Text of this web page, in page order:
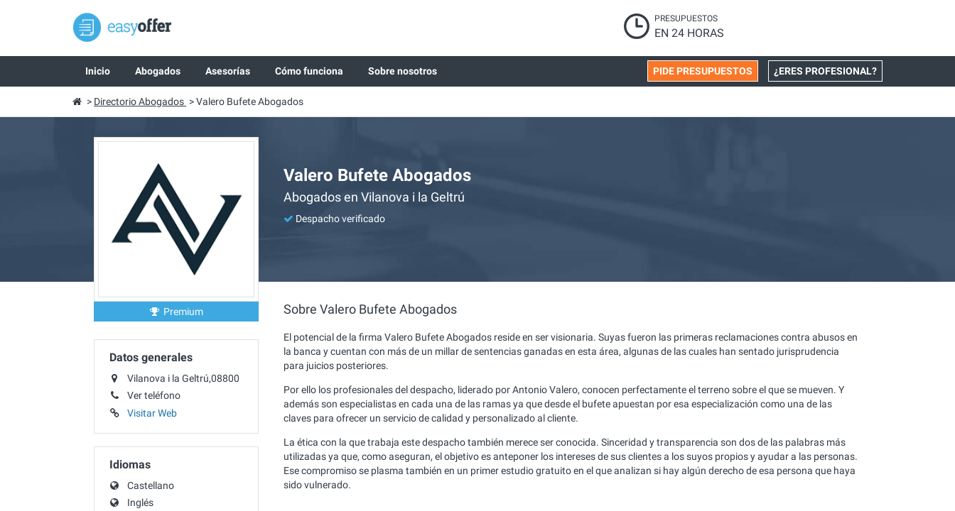
PRESUPUESTOS
EN 24 HORAS
Inicio Abogados Asesorías Cómo funciona Sobre nosotros ¿ERES PROFESIONAL?
PIDE PRESUPUESTOS
> Directorio Abogados > Valero Bufete Abogados
Premium
Valero Bufete Abogados
Abogados en Vilanova i la Geltrú
Despacho verificado
Sobre Valero Bufete Abogados
El potencial de la firma Valero Bufete Abogados reside en ser visionaria. Suyas fueron las primeras reclamaciones contra abusos en
la banca y cuentan con más de un millar de sentencias ganadas en esta área, algunas de las cuales han sentado jurisprudencia
para juicios posteriores.
Por ello los profesionales del despacho, liderado por Antonio Valero, conocen perfectamente el terreno sobre el que se mueven. Y
además son especialistas en cada una de las ramas ya que desde el bufete apuestan por esa especialización como una de las
claves para ofrecer un servicio de calidad y personalizado al cliente.
La ética con la que trabaja este despacho también merece ser conocida. Sinceridad y transparencia son dos de las palabras más
utilizadas ya que, como aseguran, el objetivo es anteponer los intereses de sus clientes a los suyos propios y ayudar a las personas.
Ese compromiso se plasma también en un primer estudio gratuito en el que analizan si hay algún derecho de esa persona que haya
sido vulnerado.
Datos generales
Vilanova i la Geltrú,08800
Ver teléfono
Visitar Web
Idiomas
Castellano
Inglés